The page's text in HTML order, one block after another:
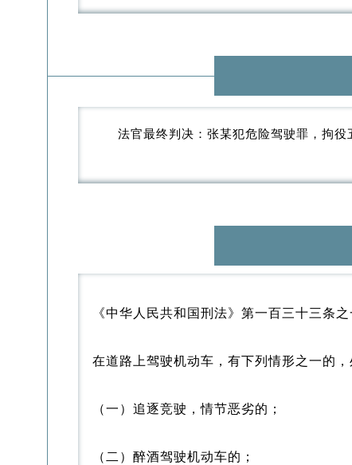
法官最终判决：张某犯危险驾驶罪，拘役
《中华人民共和国刑法》第一百三十三条之
在道路上驾驶机动车，有下列情形之一的，
（一）追逐竞驶，情节恶劣的；
（二）醉酒驾驶机动车的；